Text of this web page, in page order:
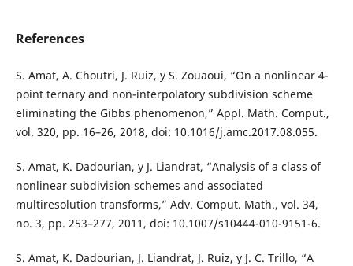
References
S. Amat, A. Choutri, J. Ruiz, y S. Zouaoui, “On a nonlinear 4-
point ternary and non-interpolatory subdivision scheme
eliminating the Gibbs phenomenon,” Appl. Math. Comput.,
vol. 320, pp. 16–26, 2018, doi: 10.1016/j.amc.2017.08.055.
S. Amat, K. Dadourian, y J. Liandrat, “Analysis of a class of
nonlinear subdivision schemes and associated
multiresolution transforms,” Adv. Comput. Math., vol. 34,
no. 3, pp. 253–277, 2011, doi: 10.1007/s10444-010-9151-6.
S. Amat, K. Dadourian, J. Liandrat, J. Ruiz, y J. C. Trillo, “A